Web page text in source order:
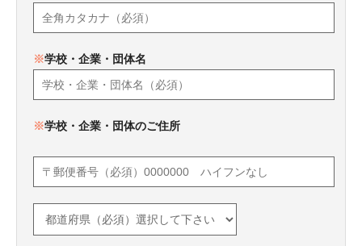
※学校・企業・団体名
※学校・企業・団体のご住所